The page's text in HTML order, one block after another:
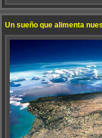
Un sueño que alimenta